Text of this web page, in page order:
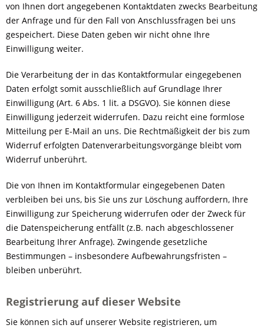
von Ihnen dort angegebenen Kontaktdaten zwecks Bearbeitung
der Anfrage und für den Fall von Anschlussfragen bei uns
gespeichert. Diese Daten geben wir nicht ohne Ihre
Einwilligung weiter.
Die Verarbeitung der in das Kontaktformular eingegebenen
Daten erfolgt somit ausschließlich auf Grundlage Ihrer
Einwilligung (Art. 6 Abs. 1 lit. a DSGVO). Sie können diese
Einwilligung jederzeit widerrufen. Dazu reicht eine formlose
Mitteilung per E-Mail an uns. Die Rechtmäßigkeit der bis zum
Widerruf erfolgten Datenverarbeitungsvorgänge bleibt vom
Widerruf unberührt.
Die von Ihnen im Kontaktformular eingegebenen Daten
verbleiben bei uns, bis Sie uns zur Löschung auffordern, Ihre
Einwilligung zur Speicherung widerrufen oder der Zweck für
die Datenspeicherung entfällt (z.B. nach abgeschlossener
Bearbeitung Ihrer Anfrage). Zwingende gesetzliche
Bestimmungen – insbesondere Aufbewahrungsfristen –
bleiben unberührt.
Registrierung auf dieser Website
Sie können sich auf unserer Website registrieren, um